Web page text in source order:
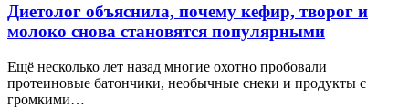
Диетолог объяснила, почему кефир, творог и
молоко снова становятся популярными
Ещё несколько лет назад многие охотно пробовали
протеиновые батончики, необычные снеки и продукты с
громкими…